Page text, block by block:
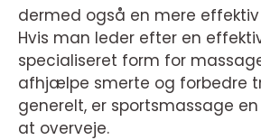
dermed også en mere
Hvis man leder efter en
specialiseret form for
afhjælpe smerte og forbedre
generelt, er sportsmassage
at overveje.